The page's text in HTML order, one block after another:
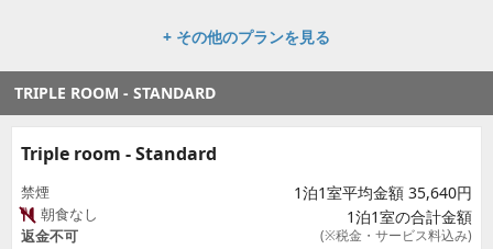
+ その他のプランを見る
TRIPLE ROOM - STANDARD
Triple room - Standard
禁煙
朝食なし
返金不可
1泊1室平均金額 35,640円
1泊1室の合計金額
(※税金・サービス料込み)